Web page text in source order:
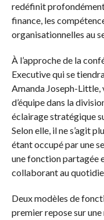
redéfinit
finance, les
organisationnelles au
À l’approche de la
Executive qui se
Amanda Joseph-
d’équipe dans la
éclairage stratégique
Selon elle, il ne s’agit
étant occupé par une
une fonction partagée
collaborant au
Deux modèles de
premier repose sur